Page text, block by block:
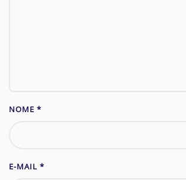
NOME *
E-MAIL *